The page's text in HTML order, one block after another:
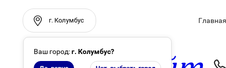
г. Колумбус
Ваш город:г. Колумбус?
Главная